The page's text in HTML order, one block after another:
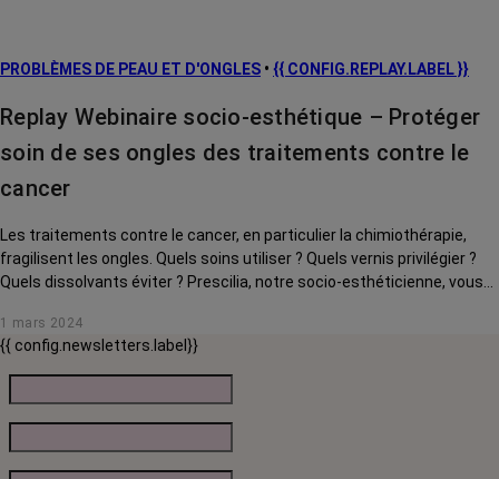
PROBLÈMES DE PEAU ET D'ONGLES • {{ CONFIG.REPLAY.LABEL }}
Replay Webinaire socio-esthétique – Protéger
soin de ses ongles des traitements contre le
cancer
Les traitements contre le cancer, en particulier la chimiothérapie,
fragilisent les ongles. Quels soins utiliser ? Quels vernis privilégier ?
Quels dissolvants éviter ? Prescilia, notre socio-esthéticienne, vous
après vos traitements.
1 mars 2024
{{ config.newsletters.label}}